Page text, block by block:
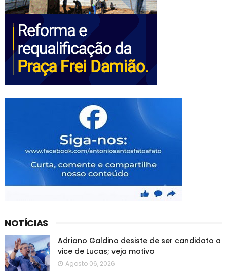
NOTÍCIAS
Adriano Galdino desiste de ser candidato a
vice de Lucas; veja motivo
Agosto 06, 2026